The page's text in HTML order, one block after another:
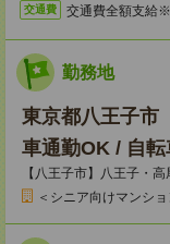
交通費 交通費全額支給
勤務地
東京都八王子市
車通勤OK / 自
【八王子市】八王子・
＜シニア向けマンショ